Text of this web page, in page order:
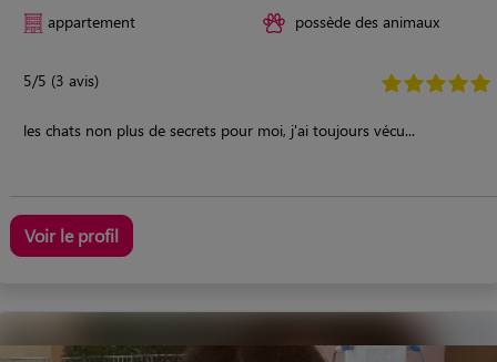
appartement possède des animaux
5/5 (3 avis)
les chats non plus de secrets pour moi, j'ai toujours vécu...
Voir le profil